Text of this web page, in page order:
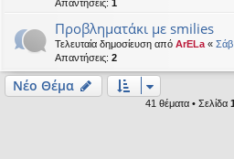
Απαντήσεις: 1
Προβληματάκι με smilies
Τελευταία δημοσίευση από ArELa «
Απαντήσεις: 2
Νέο Θέμα
41 θέματα • Σελίδα 1